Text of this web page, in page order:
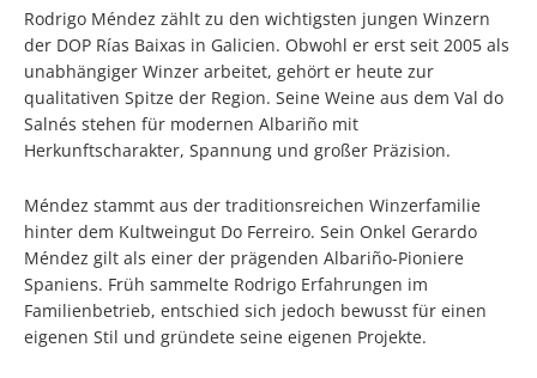
Rodrigo Méndez zählt zu den wichtigsten jungen Winzern
der DOP Rías Baixas in Galicien. Obwohl er erst seit 2005 als
unabhängiger Winzer arbeitet, gehört er heute zur
qualitativen Spitze der Region. Seine Weine aus dem Val do
Salnés stehen für modernen Albariño mit
Herkunftscharakter, Spannung und großer Präzision.
Méndez stammt aus der traditionsreichen Winzerfamilie
hinter dem Kultweingut Do Ferreiro. Sein Onkel Gerardo
Méndez gilt als einer der prägenden Albariño-Pioniere
Spaniens. Früh sammelte Rodrigo Erfahrungen im
Familienbetrieb, entschied sich jedoch bewusst für einen
eigenen Stil und gründete seine eigenen Projekte.